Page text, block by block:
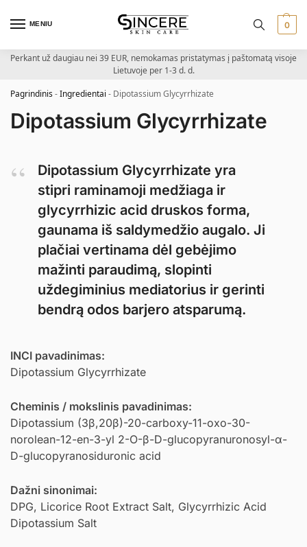
MENIU 0
Perkant už daugiau nei 39 EUR, nemokamas pristatymas į paštomatą visoje
Lietuvoje per 1-3 d. d.
Pagrindinis-Ingredientai - Dipotassium Glycyrrhizate
Dipotassium Glycyrrhizate
Dipotassium Glycyrrhizate yra
stipri raminamoji medžiaga ir
glycyrrhizic acid druskos forma,
gaunama iš saldymedžio augalo. Ji
plačiai vertinama dėl gebėjimo
mažinti paraudimą, slopinti
uždegiminius mediatorius ir gerinti
bendrą odos barjero atsparumą.
INCI pavadinimas:
Dipotassium Glycyrrhizate
Cheminis / mokslinis pavadinimas:
Dipotassium (3β,20β)-20-carboxy-11-oxo-30-
norolean-12-en-3-yl 2-O-β-D-glucopyranuronosyl-α-
D-glucopyranosiduronic acid
Dažni sinonimai:
DPG, Licorice Root Extract Salt, Glycyrrhizic Acid
Dipotassium Salt